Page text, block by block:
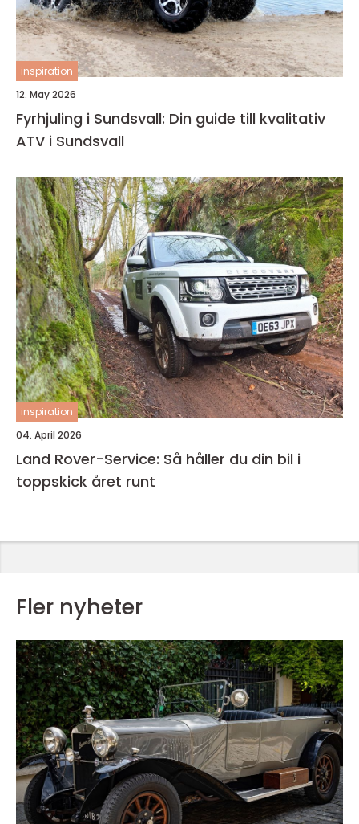
inspiration
12. May 2026
Fyrhjuling i Sundsvall: Din guide till kvalitativ
ATV i Sundsvall
inspiration
04. April 2026
Land Rover-Service: Så håller du din bil i
toppskick året runt
Fler nyheter